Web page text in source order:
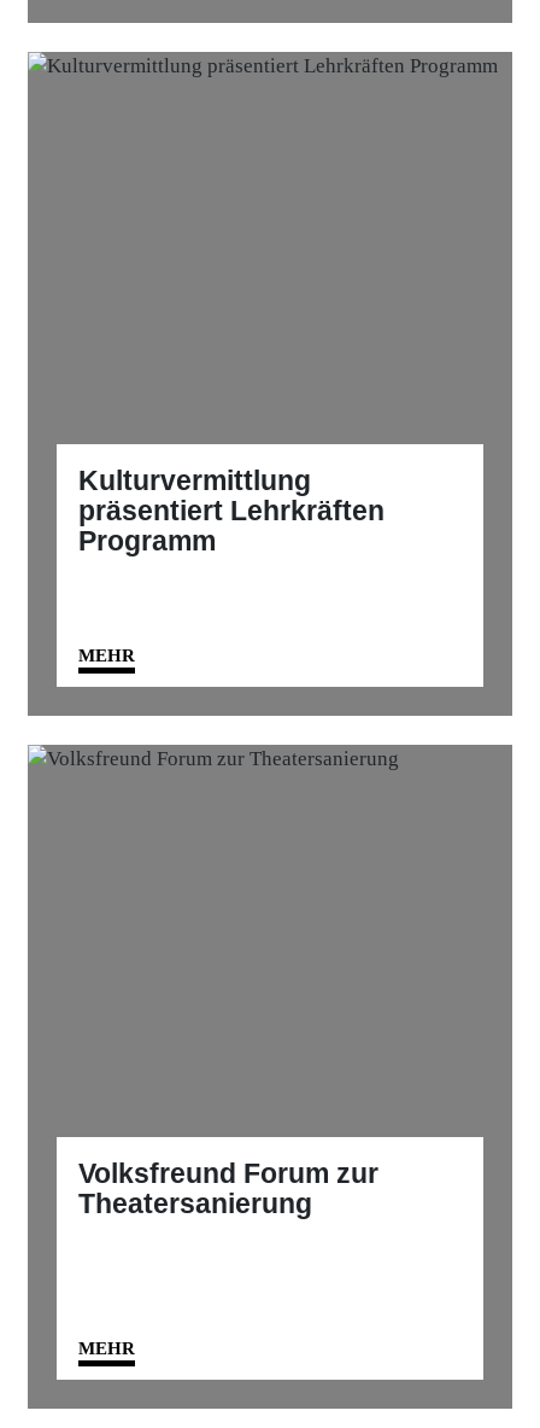
Kulturvermittlung
präsentiert Lehrkräften
Programm
MEHR
Volksfreund Forum zur
Theatersanierung
MEHR